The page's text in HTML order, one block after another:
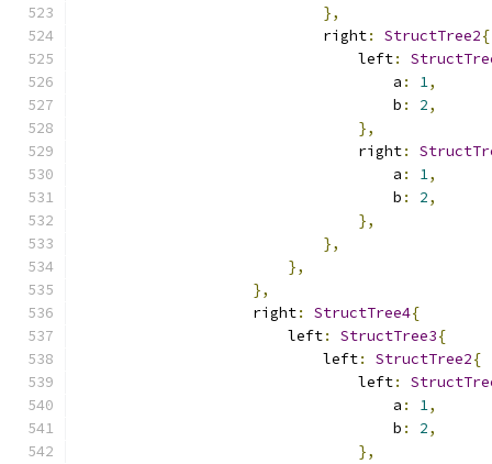
},
                            right
: StructTree2{
                                left
:
                                    a
: 1,
                                    b
: 2,
},
                                right
:
                                    a
: 1,
                                    b
: 2,
},
},
},
},
                    right
: StructTree4{
                        left
: StructTree3{
                            left
: StructTree2{
                                left
:
                                    a
: 1,
                                    b
: 2,
},